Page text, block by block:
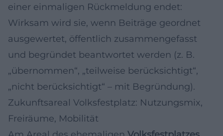
einer einmaligen Rückmeldung endet:
Wirksam wird sie, wenn Beiträge geordnet
ausgewertet, öffentlich zusammengefasst
und begründet beantwortet werden (z. B.
„übernommen“, „teilweise berücksichtigt“,
„nicht berücksichtigt“ – mit Begründung).
Zukunftsareal Volksfestplatz: Nutzungsmix,
Freiräume, Mobilität